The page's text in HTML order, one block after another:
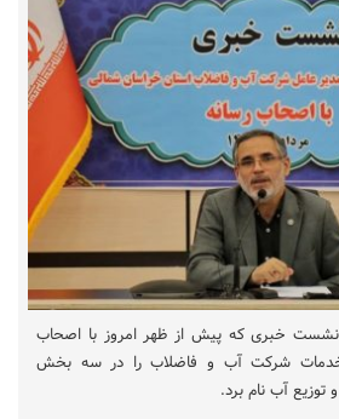
نشست خبری که پیش از ظهر امروز با اصحاب
خدمات شرکت آب و فاضلاب را در سه بخش
آب نام برد.